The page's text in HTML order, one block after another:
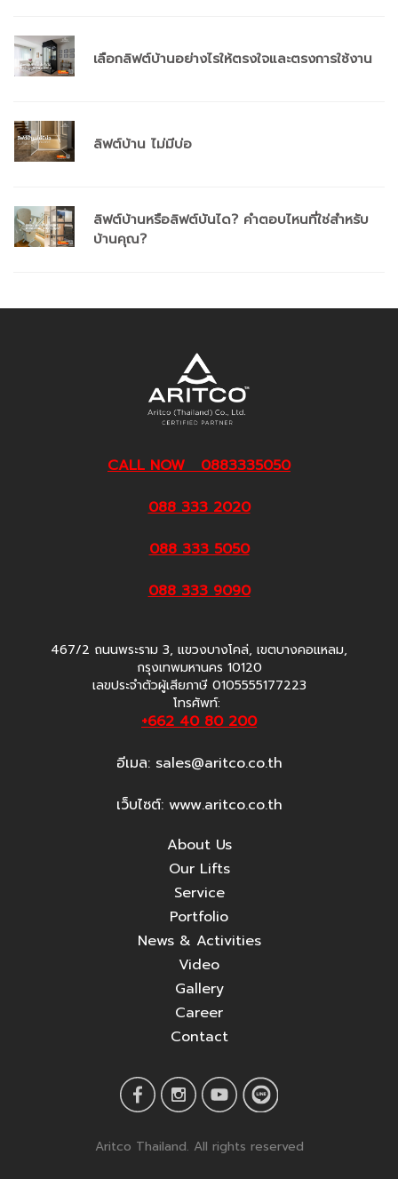
เลือกลิฟต์บ้านอย่างไรให้ตรงใจและตรงการใช้งาน
ลิฟต์บ้าน ไม่มีบ่อ
ลิฟต์บ้านหรือลิฟต์บันได? คำตอบไหนที่ใช่สำหรับ
บ้านคุณ?
CALL NOW 0883335050
088 333 2020
088 333 5050
088 333 9090
467/2 ถนนพระราม 3, แขวงบางโคล่, เขตบางคอแหลม,
กรุงเทพมหานคร 10120
เลขประจำตัวผู้เสียภาษี 0105555177223
โทรศัพท์:
+662 40 80 200
อีเมล: sales@aritco.co.th
เว็บไซต์: www.aritco.co.th
About Us
Our Lifts
Service
Portfolio
News & Activities
Video
Gallery
Career
Contact
Aritco Thailand. All rights reserved